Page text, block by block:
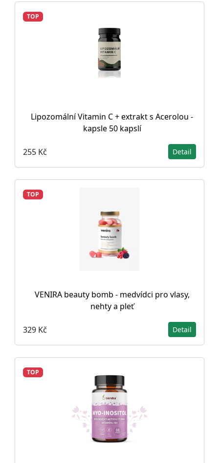
TOP
Lipozomální Vitamin C + extrakt s Acerolou -
kapsle 50 kapslí
255 Kč Detail
TOP
VENIRA beauty bomb - medvídci pro vlasy,
nehty a pleť
329 Kč Detail
TOP